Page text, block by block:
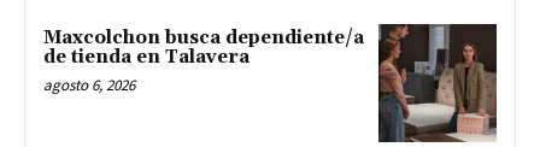
Maxcolchon busca dependiente/a
de tienda en Talavera
agosto 6, 2026